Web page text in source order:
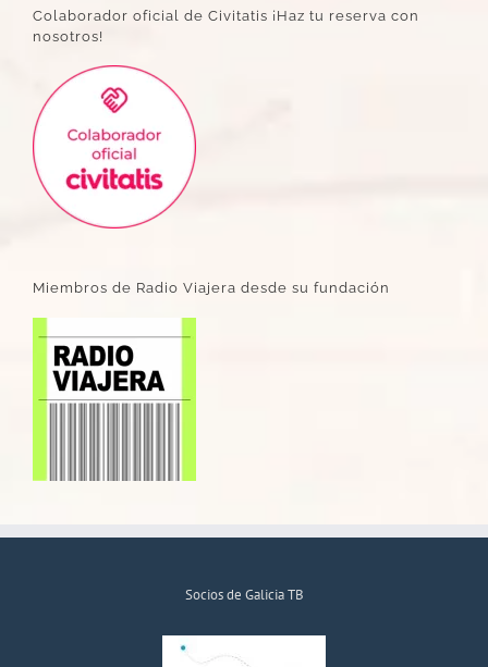
Colaborador oficial de Civitatis ¡Haz tu reserva con
nosotros!
Miembros de Radio Viajera desde su fundación
Socios de Galicia TB